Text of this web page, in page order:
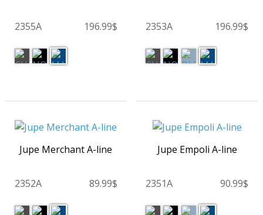
2355A 196.99$ 2353A 196.99$
Jupe Merchant A-line
2352A 89.99$
Jupe Empoli A-line
2351A 90.99$